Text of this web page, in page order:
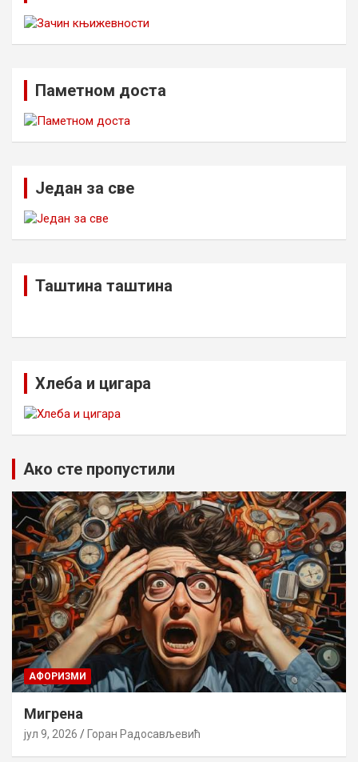
Паметном доста
Један за све
Таштина таштина
Хлеба и цигара
Ако сте пропустили
AФОРИЗМИ
Мигрена
јул 9, 2026 Горан Радосављевић